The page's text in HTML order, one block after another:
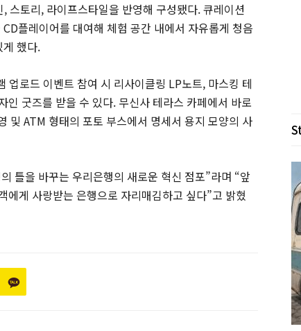
스토리, 라이프스타일을 반영해 구성됐다. 큐레이션
플레이어를 대여해 체험 공간 내에서 자유롭게 청음
했다.
업로드 이벤트 참여 시 리사이클링 LP노트, 마스킹 테
굿즈를 받을 수 있다. 무신사 테라스 카페에서 바로
및 ATM 형태의 포토 부스에서 명세서 용지 모양의 사
틀을 바꾸는 우리은행의 새로운 혁신 점포”라며 “앞
게 사랑받는 은행으로 자리매김하고 싶다”고 밝혔